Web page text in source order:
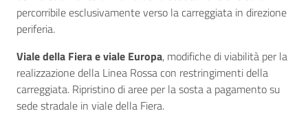
percorribile esclusivamente verso la carreggiata in direzione
periferia.
Viale della Fiera e viale Europa, modifiche di viabilità per la
realizzazione della Linea Rossa con restringimenti della
carreggiata. Ripristino di aree per la sosta a pagamento su
sede stradale in viale della Fiera.